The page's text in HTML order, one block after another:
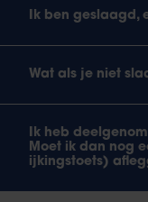
Ik ben geslaagd,
Wat als je niet
Ik heb
Moet ik dan nog
ijkingstoets)